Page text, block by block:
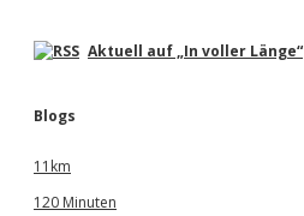
Aktuell auf „In voller Länge“
Blogs
11km
120 Minuten